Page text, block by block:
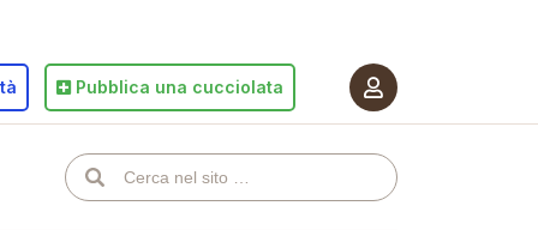
Pubblica una cucciolata